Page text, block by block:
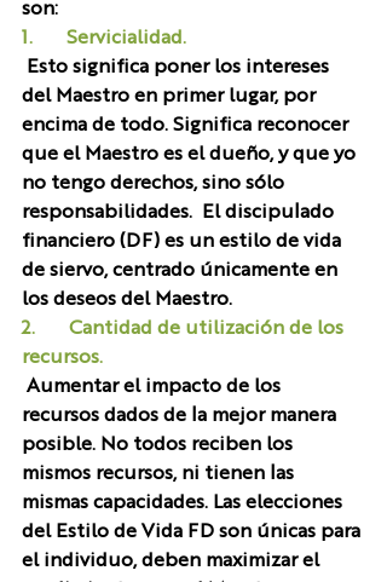
son:
1.       Servicialidad.
del Maestro en primer lugar, por
encima de todo. Significa reconocer
que el Maestro es el dueño, y que yo
no tengo derechos, sino sólo
responsabilidades.  El discipulado
financiero (DF) es un estilo de vida
de siervo, centrado únicamente en
los deseos del Maestro.
2.       Cantidad de utilización de los
recursos.
recursos dados de la mejor manera
posible. No todos reciben los
mismos recursos, ni tienen las
mismas capacidades. Las elecciones
del Estilo de Vida FD son únicas para
el individuo, deben maximizar el